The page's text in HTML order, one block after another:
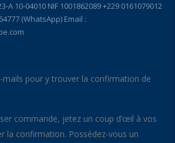
A 10-04010 NIF 1001862089 +229 0161079012
(WhatsApp) Email :
mails pour y trouver la confirmation de
commande, jetez un coup d’œil à vos
la confirmation. Possédez-vous un